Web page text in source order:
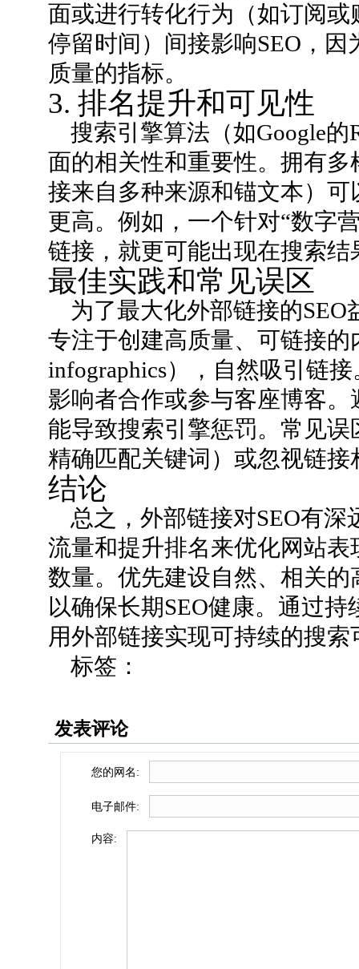
面或进行转化行为（如订阅
停留时间）间接影响SEO，
质量的指标。
3. 排名提升和可见性
搜索引擎算法（如Google
面的相关性和重要性。拥有
接来自多种来源和锚文本）
更高。例如，一个针对“数字
链接，就更可能出现在搜索结
最佳实践和常见误区
为了最大化外部链接的
专注于创建高质量、可链接
infographics），自然吸引链
影响者合作或参与客座博客
能导致搜索引擎惩罚。常见
精确匹配关键词）或忽视链
结论
总之，外部链接对SEO有
流量和提升排名来优化网站
数量。优先建设自然、相关
以确保长期SEO健康。通过
用外部链接实现可持续的搜索
标签：
发表评论
您的网名:
电子邮件:
内容: